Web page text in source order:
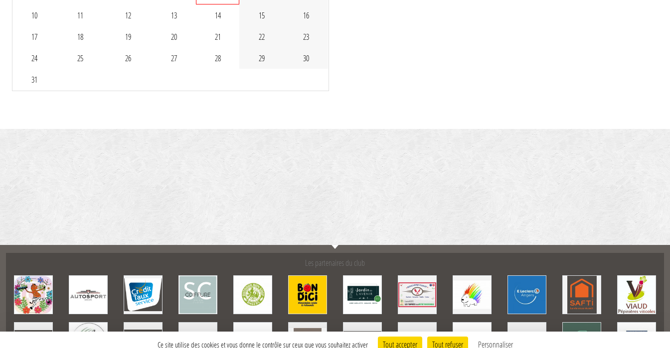
10 11 12 13 14 15 16
17 18 19 20 21 22 23
24 25 26 27 28 29 30
31
Les partenaires du club
Ce site utilise des cookies et vous donne le contrôle sur ceux que vous souhaitez activer Tout accepter Tout refuser Personnaliser